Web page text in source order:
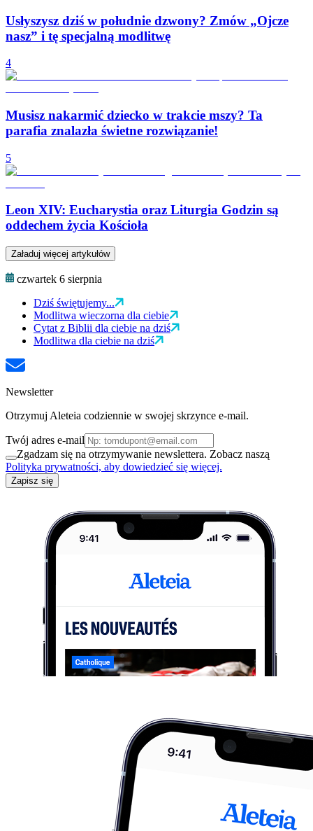
Usłyszysz dziś w południe dzwony? Zmów „Ojcze
nasz” i tę specjalną modlitwę
4
Musisz nakarmić dziecko w trakcie mszy? Ta
parafia znalazła świetne rozwiązanie!
5
Leon XIV: Eucharystia oraz Liturgia Godzin są
oddechem życia Kościoła
Załaduj więcej artykułów
czwartek 6 sierpnia
Dziś świętujemy...
Modlitwa wieczorna dla ciebie
Cytat z Biblii dla ciebie na dziś
Modlitwa dla ciebie na dziś
Newsletter
Otrzymuj Aleteia codziennie w swojej skrzynce e-mail.
Twój adres e-mail
Zgadzam się na otrzymywanie newslettera. Zobacz naszą
Polityka prywatności, aby dowiedzieć się więcej.
Zapisz się